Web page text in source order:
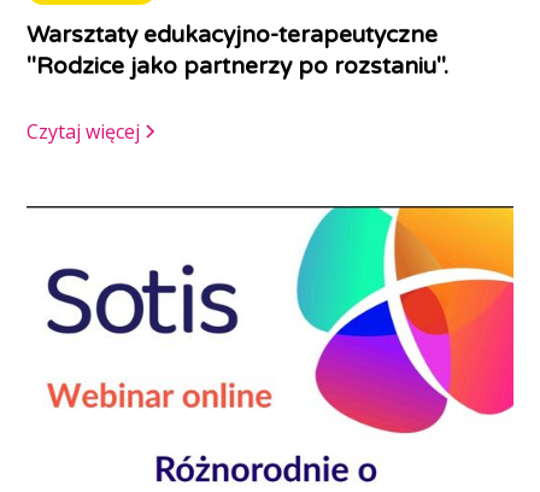
Warsztaty edukacyjno-terapeutyczne
"Rodzice jako partnerzy po rozstaniu".
Czytaj więcej